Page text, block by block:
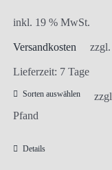
inkl. 19 % MwSt.
zzgl.
Versandkosten
Lieferzeit: 7 Tage
Sorten auswählen
Pfand
Details